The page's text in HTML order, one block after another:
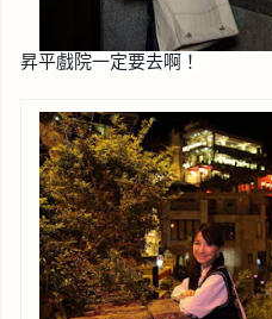
昇平戲院一定要去啊！